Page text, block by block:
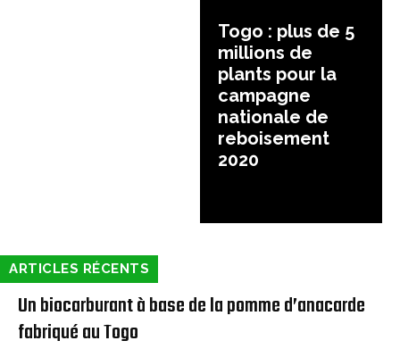
Togo : plus de 5
millions de
plants pour la
campagne
nationale de
reboisement
2020
ARTICLES RÉCENTS
Un biocarburant à base de la pomme d’anacarde
fabriqué au Togo